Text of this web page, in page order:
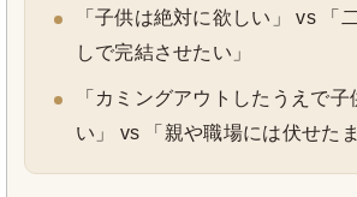
「子供は絶対に欲しい」 vs 「
しで完結させたい」
「カミングアウトしたうえで子
い」 vs 「親や職場には伏せた